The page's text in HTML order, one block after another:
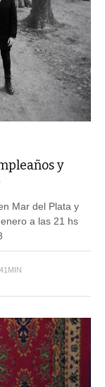
y
Mar del Plata y
a las 21 hs